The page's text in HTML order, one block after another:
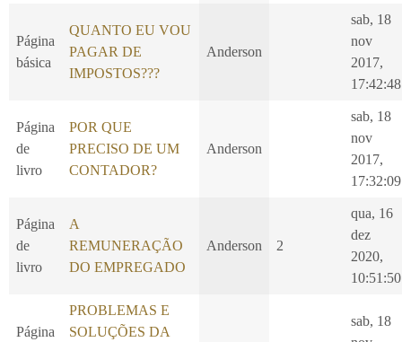
Página
básica
QUANTO EU VOU
PAGAR DE
IMPOSTOS???
Anderson
sab, 18
nov
2017,
17:42:48
Página
de
livro
POR QUE
PRECISO DE UM
CONTADOR?
Anderson
sab, 18
nov
2017,
17:32:09
Página
de
livro
A
REMUNERAÇÃO
DO EMPREGADO
Anderson 2
qua, 16
dez
2020,
10:51:50
Página
PROBLEMAS E
SOLUÇÕES DA
sab, 18